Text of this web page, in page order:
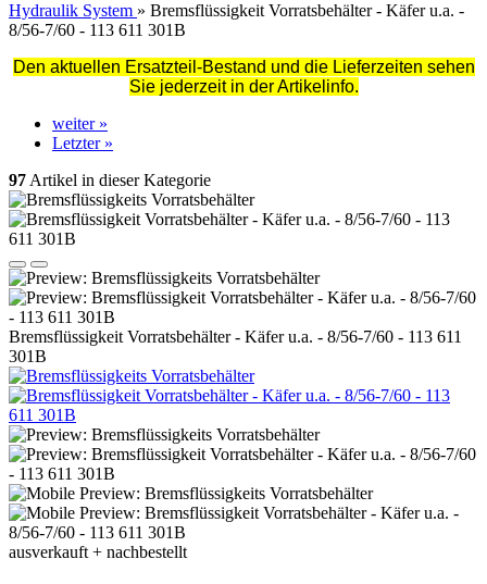
Hydraulik System » Bremsflüssigkeit Vorratsbehälter - Käfer u.a. -
8/56-7/60 - 113 611 301B
Den aktuellen Ersatzteil-Bestand und die Lieferzeiten sehen
Sie jederzeit in der Artikelinfo.
weiter »
Letzter »
97 Artikel in dieser Kategorie
Bremsflüssigkeit Vorratsbehälter - Käfer u.a. - 8/56-7/60 - 113 611
301B
ausverkauft + nachbestellt